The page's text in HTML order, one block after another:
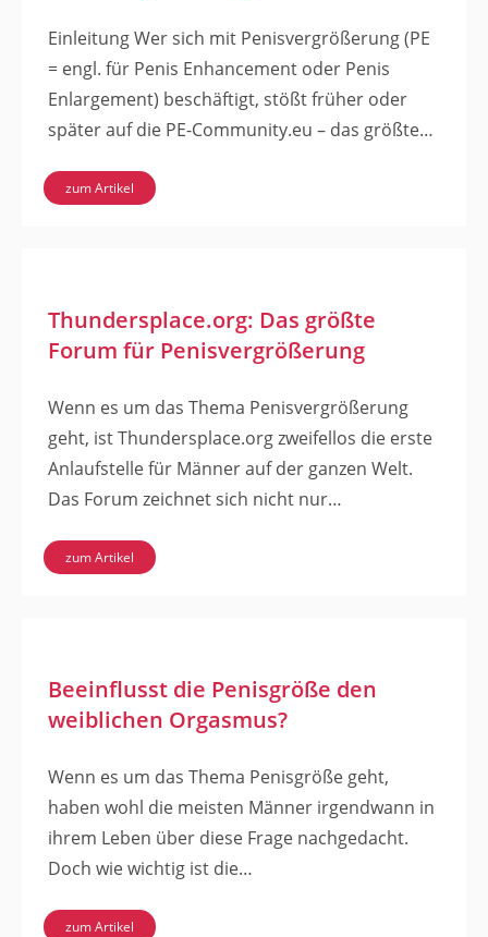
Einleitung Wer sich mit Penisvergrößerung (PE
= engl. für Penis Enhancement oder Penis
Enlargement) beschäftigt, stößt früher oder
später auf die PE-Community.eu – das größte…
zum Artikel
Thundersplace.org: Das größte
Forum für Penisvergrößerung
Wenn es um das Thema Penisvergrößerung
geht, ist Thundersplace.org zweifellos die erste
Anlaufstelle für Männer auf der ganzen Welt.
Das Forum zeichnet sich nicht nur…
zum Artikel
Beeinflusst die Penisgröße den
weiblichen Orgasmus?
Wenn es um das Thema Penisgröße geht,
haben wohl die meisten Männer irgendwann in
ihrem Leben über diese Frage nachgedacht.
Doch wie wichtig ist die…
zum Artikel